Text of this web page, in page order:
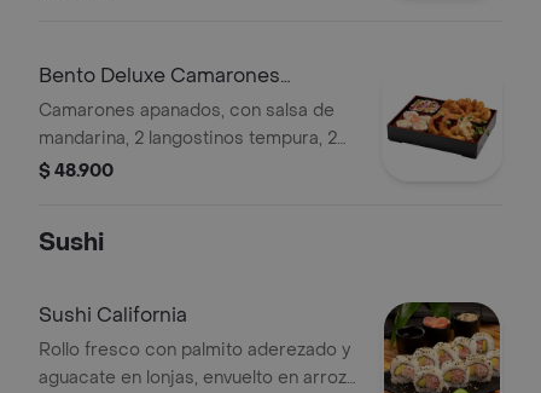
Bento Deluxe Camarones
Mandariyaki
Camarones apanados, con salsa de
mandarina, 2 langostinos tempura, 2
gyozas, coleslaw japonés, 4 bocados
$ 48.900
Sushi
Sushi California
Rollo fresco con palmito aderezado y
aguacate en lonjas, envuelto en arroz